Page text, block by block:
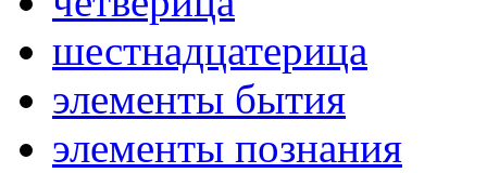
шестнадцатерица
элементы бытия
элементы познания